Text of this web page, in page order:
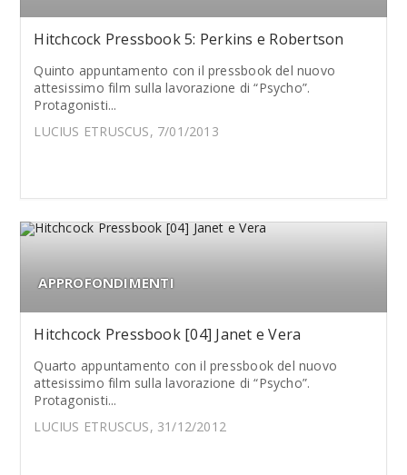
Hitchcock Pressbook 5: Perkins e Robertson
Quinto appuntamento con il pressbook del nuovo
attesissimo film sulla lavorazione di “Psycho”.
Protagonisti...
LUCIUS ETRUSCUS, 7/01/2013
APPROFONDIMENTI
Hitchcock Pressbook [04] Janet e Vera
Quarto appuntamento con il pressbook del nuovo
attesissimo film sulla lavorazione di “Psycho”.
Protagonisti...
LUCIUS ETRUSCUS, 31/12/2012